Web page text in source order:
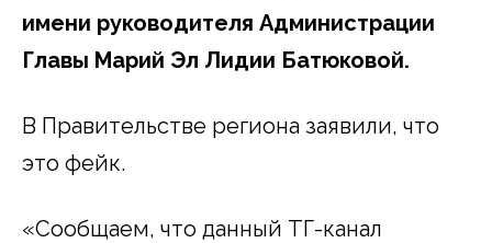
имени руководителя Администрации
Главы Марий Эл Лидии Батюковой.
В Правительстве региона заявили, что
это фейк.
«Сообщаем, что данный ТГ-канал